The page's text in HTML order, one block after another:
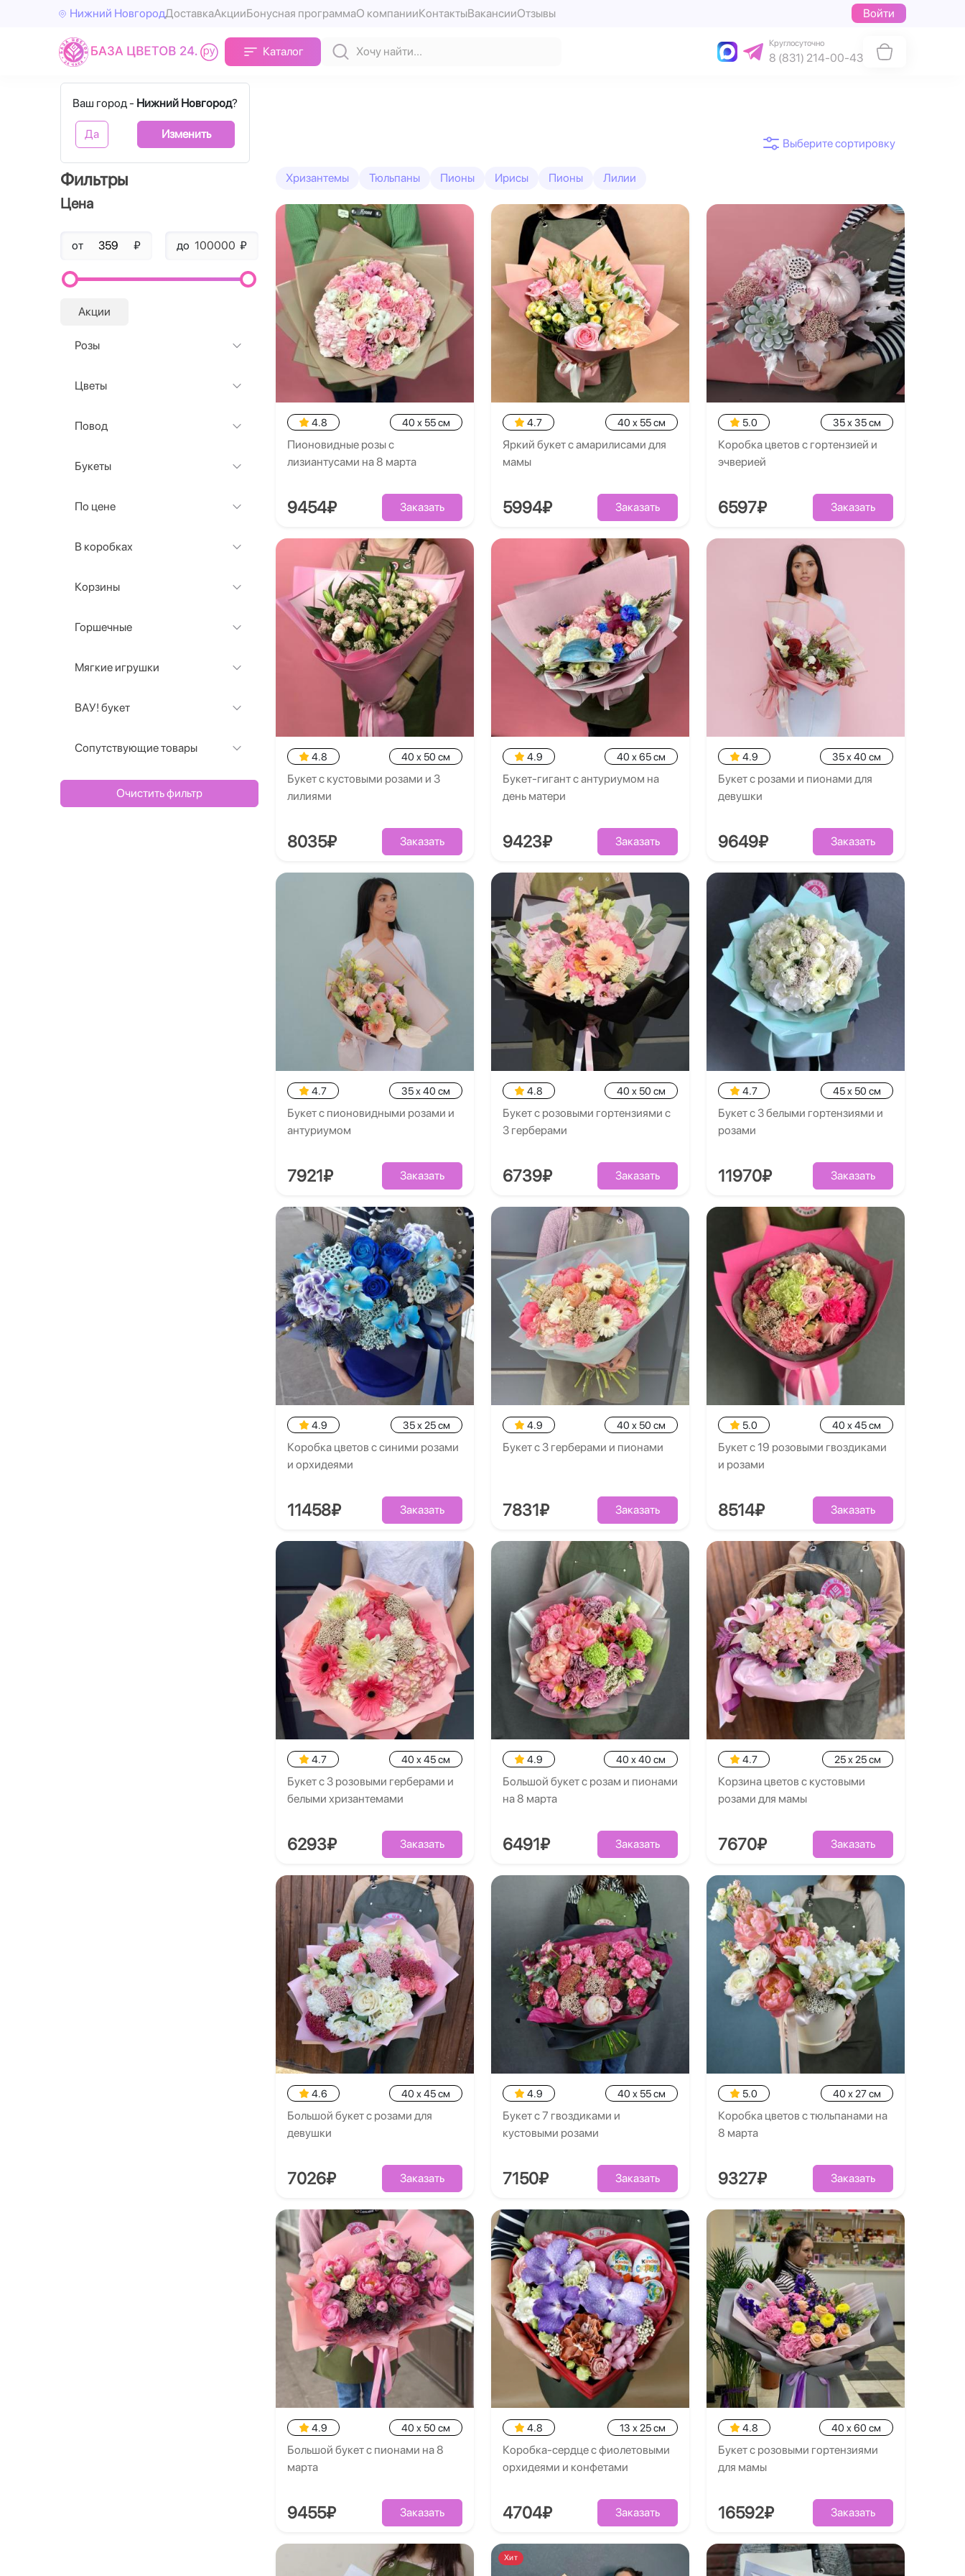
Нижний НовгородДоставкаАкцииБонусная программаО компанииКонтактыВакансииОтзывы Войти
Каталог
Круглосуточно
8 (831) 214-00-43
Ваш город - Нижний Новгород?
Да Изменить
Озотамнус
Фильтры
Цена
от ₽ до ₽
Акции
Розы
Цветы
Повод
Букеты
По цене
В коробках
Корзины
Горшечные
Мягкие игрушки
ВАУ! букет
Сопутствующие товары
Очистить фильтр
Хризантемы Тюльпаны Пионы Ирисы Пионы Лилии
4.8 40 x 55 см
Пионовидные розы с
лизиантусами на 8 марта
9454₽ Заказать
4.7 40 x 55 см
Яркий букет с амарилисами для
мамы
5994₽ Заказать
5.0 35 x 35 см
Коробка цветов с гортензией и
эчверией
6597₽ Заказать
4.8 40 x 50 см
Букет с кустовыми розами и 3
лилиями
8035₽ Заказать
4.9 40 x 65 см
Букет-гигант с антуриумом на
день матери
9423₽ Заказать
4.9 35 x 40 см
Букет с розами и пионами для
девушки
9649₽ Заказать
4.7 35 x 40 см
Букет с пионовидными розами и
антуриумом
7921₽ Заказать
4.8 40 x 50 см
Букет с розовыми гортензиями с
3 герберами
6739₽ Заказать
4.7 45 x 50 см
Букет с 3 белыми гортензиями и
розами
11970₽ Заказать
4.9 35 x 25 см
Коробка цветов с синими розами
и орхидеями
11458₽ Заказать
4.9 40 x 50 см
Букет с 3 герберами и пионами
7831₽ Заказать
5.0 40 x 45 см
Букет с 19 розовыми гвоздиками
и розами
8514₽ Заказать
4.7 40 x 45 см
Букет с 3 розовыми герберами и
белыми хризантемами
6293₽ Заказать
4.9 40 x 40 см
Большой букет с розам и пионами
на 8 марта
6491₽ Заказать
4.7 25 x 25 см
Корзина цветов с кустовыми
розами для мамы
7670₽ Заказать
4.6 40 x 45 см
Большой букет с розами для
девушки
7026₽ Заказать
4.9 40 x 55 см
Букет с 7 гвоздиками и
кустовыми розами
7150₽ Заказать
5.0 40 x 27 см
Коробка цветов с тюльпанами на
8 марта
9327₽ Заказать
4.9 40 x 50 см
Большой букет с пионами на 8
марта
9455₽ Заказать
4.8 13 x 25 см
Коробка-сердце с фиолетовыми
орхидеями и конфетами
4704₽ Заказать
4.8 40 x 60 см
Букет с розовыми гортензиями
для мамы
16592₽ Заказать
Хит